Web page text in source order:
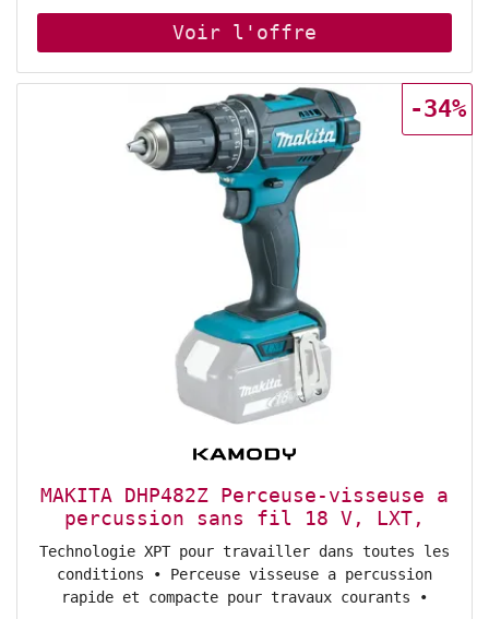
vitesses. n• Couple réglable en 21 positions.
n• Double LED très lumineuse avec fonction de
post-éclairage. n• Vitesse finement réglable.
n• XPT - Extreme Protection Technology.
Protection optimale contre la poussière et les
projections d'eau, même dans des conditions
difficiles. Contenu de la livraison • Perceuse-
visseuse sans fil Makita (DDF482Z). n• Mandrin
à serrage rapide 13 mm (199154-9). n• Vis M4x12
(251314-2). n• Double embout PH/LS (784637-8).
(DDF482Z)
MAKITA DHP482Z Perceuse-visseuse a
percussion sans fil 18 V, LXT,
couple max. 62 Nm, sans
Technologie XPT pour travailler dans toutes les
conditions • Perceuse visseuse a percussion
rapide et compacte pour travaux courants •
-34%